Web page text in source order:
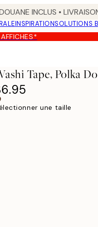
INCLUS •
INSPIRATIONSOLUTIONS
Tape, Polka
une taille